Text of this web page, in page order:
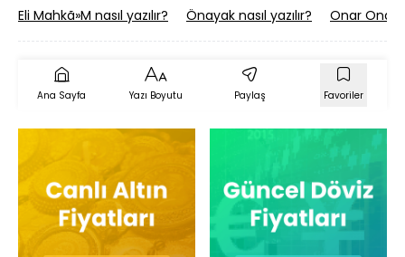
Eli Mahkã»M nasıl yazılır? Önayak nasıl yazılır? Onar Onar
Ana Sayfa Yazı Boyutu Paylaş Favoriler